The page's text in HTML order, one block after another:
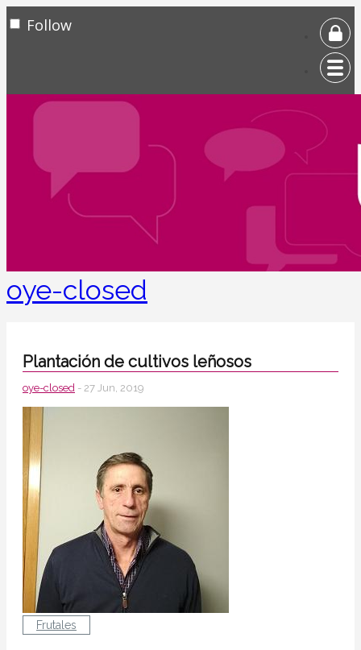
Follow
oye-closed
Plantación de cultivos leñosos
oye-closed - 27 Jun, 2019
Frutales